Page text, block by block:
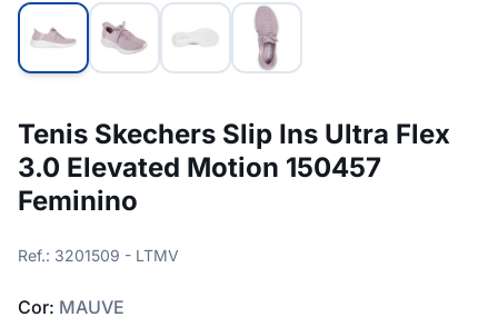
Tenis Skechers Slip Ins Ultra Flex
3.0 Elevated Motion 150457
Feminino
Ref.: 3201509 - LTMV
Cor: MAUVE